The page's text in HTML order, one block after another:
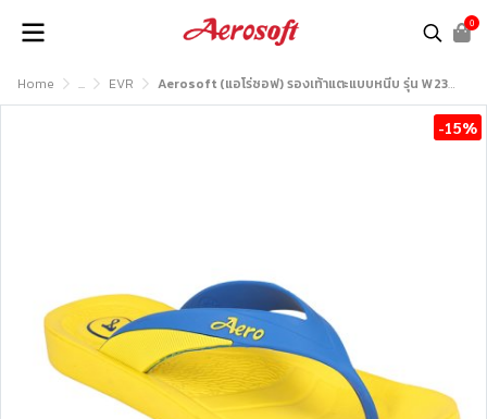
0
Home ... EVR Aerosoft (แอโร่ซอฟ) รองเท้าแตะแบบหนีบ รุ่น W2331
-15%